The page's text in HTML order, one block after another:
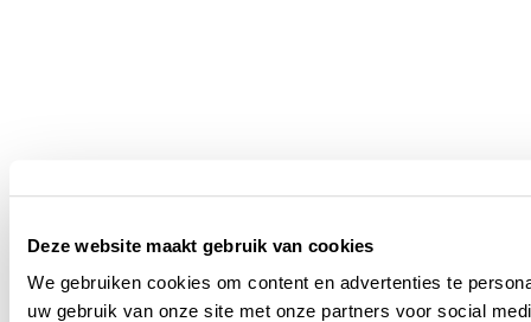
Deze website maakt gebruik van cookies
We gebruiken cookies om content en advertenties te
uw gebruik van onze site met onze partners voor social